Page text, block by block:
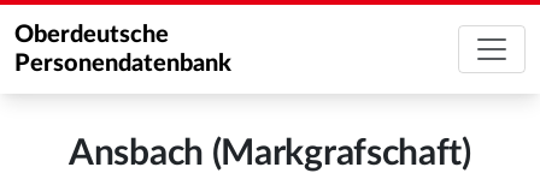
Oberdeutsche
Personendatenbank
Ansbach (Markgrafschaft)